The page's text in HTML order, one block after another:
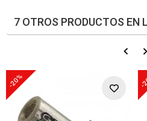
7 OTROS PRODUCTOS EN
-20% -